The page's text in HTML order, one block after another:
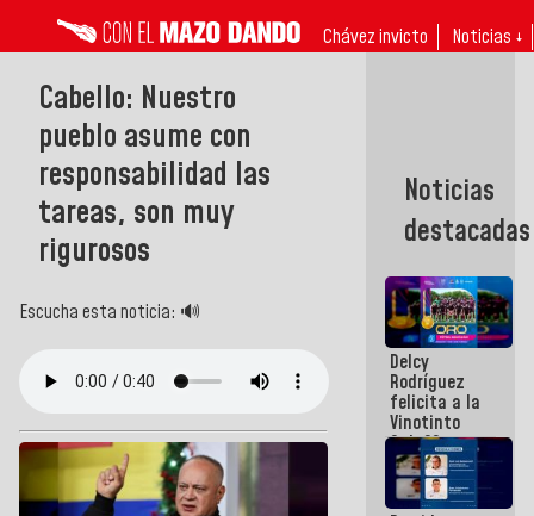
Chávez invicto Noticias ↓
Cabello: Nuestro
pueblo asume con
responsabilidad las
tareas, son muy
rigurosos
Escucha esta noticia: 🔊
Noticias
destacadas
Delcy
Rodríguez
felicita a la
Vinotinto
Sub 20
campeona
frente
México Sub